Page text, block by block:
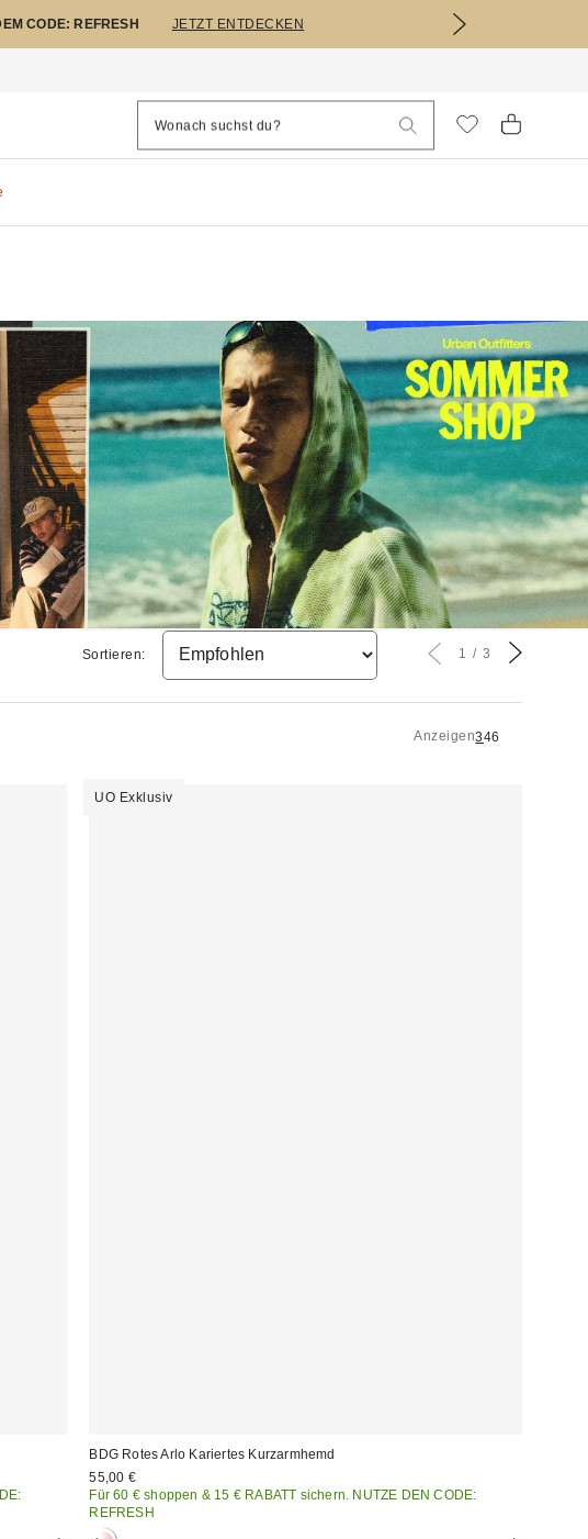
CODE: REFRESH JETZT ENTDECKEN
Anzeigen346
Sortieren: 1 3
UO Exklusiv
BDG Rotes Arlo Kariertes Kurzarmhemd
55,00 €
Für 60 € shoppen & 15 € RABATT sichern. NUTZE DEN CODE:
REFRESH